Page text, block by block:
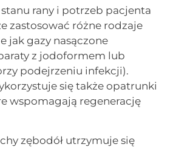
rany i potrzeb pacjenta
zastosować różne rodzaje
jak gazy nasączone
z jodoformem lub
podejrzeniu infekcji).
się także opatrunki
wspomagają regenerację
zębodół utrzymuje się